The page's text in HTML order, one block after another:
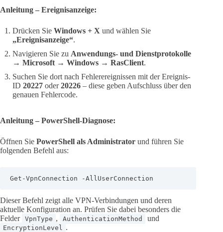
Anleitung – Ereignisanzeige:
Drücken Sie Windows + X und wählen Sie
„Ereignisanzeige“.
Navigieren Sie zu Anwendungs- und Dienstprotokolle
→ Microsoft → Windows → RasClient.
Suchen Sie dort nach Fehlerereignissen mit der Ereignis-
ID 20227 oder20226 – diese geben Aufschluss über den
genauen Fehlercode.
Anleitung – PowerShell-Diagnose:
Öffnen Sie PowerShell als Administrator und führen Sie
folgenden Befehl aus:
Get-VpnConnection -AllUserConnection
Dieser Befehl zeigt alle VPN-Verbindungen und deren
aktuelle Konfiguration an. Prüfen Sie dabei besonders die
Felder VpnType , AuthenticationMethod und
EncryptionLevel .